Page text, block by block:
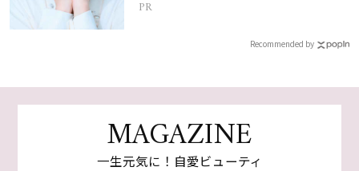
PR
Recommended by
MAGAZINE
一生元気に！自愛ビューティ